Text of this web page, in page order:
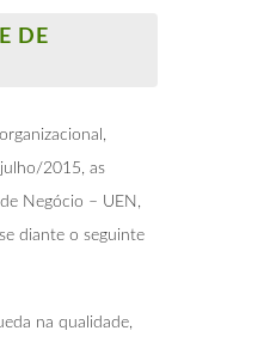
DE
2015, as
Negócio – UEN,
diante o seguinte
na qualidade,